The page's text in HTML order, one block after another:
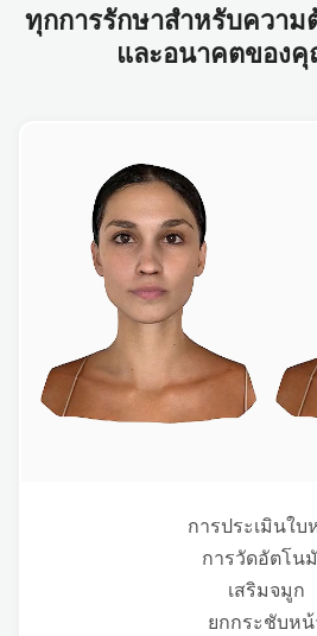
ทุกการรักษาสำหรับความ
และอนาคตของ
การประเมินใบ
การวัดอัตโน
เสริมจมูก
ยกกระชับหน้